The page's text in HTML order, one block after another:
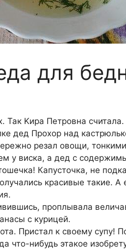
для
Так Kира Петровна
дед Прохор над
резал овощи,
у виска, а дед с
Капусточка, не
красивые такие.
проплывала
с курицей.
Пристал к своему супу!
что-нибудь этакое